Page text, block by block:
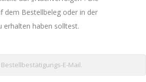
dem Bestellbeleg oder in der
erhalten haben solltest.